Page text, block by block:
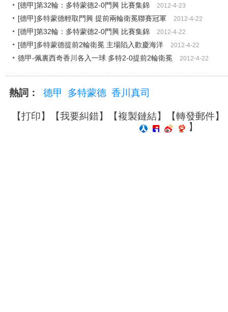
[德甲]第32輪：多特蒙德2-0門興 比賽集錦
2012-4-23
[德甲]多特蒙德輕取門興 提前兩輪衛冕聯賽冠軍 2012-4-22
[德甲]第32輪：多特蒙德2-0門興 比賽集錦 2012-4-22
[德甲]多特蒙德提前2輪衛冕 主場陷入歡慶海洋 2012-4-22
德甲-佩裏西奇香川各入一球 多特2-0提前2輪衛冕 2012-4-22
熱詞： 德甲 多特蒙德 香川真司
【打印】【我要糾錯】【複製鏈結】【轉發郵件】
】